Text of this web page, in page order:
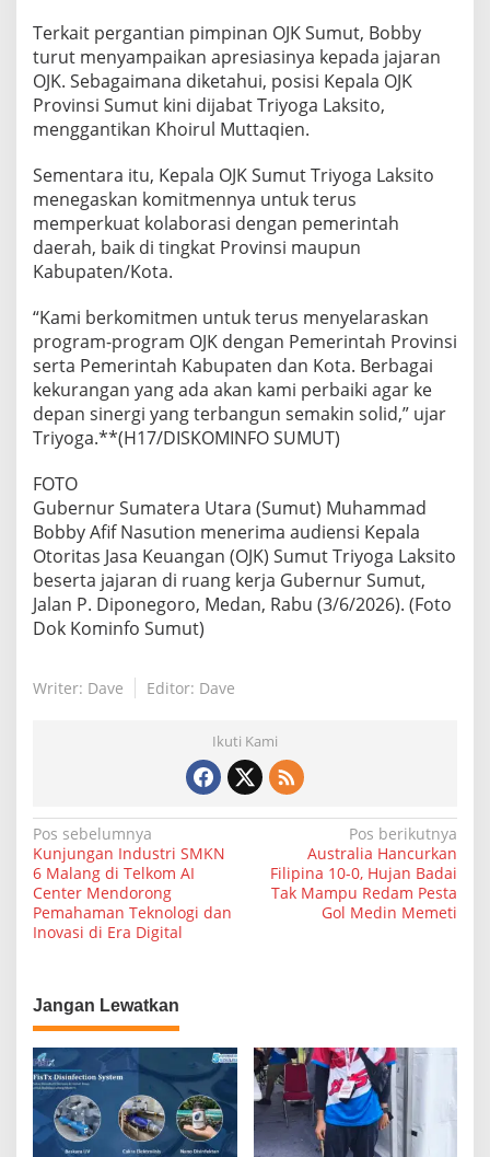
Terkait pergantian pimpinan OJK Sumut, Bobby
turut menyampaikan apresiasinya kepada jajaran
OJK. Sebagaimana diketahui, posisi Kepala OJK
Provinsi Sumut kini dijabat Triyoga Laksito,
menggantikan Khoirul Muttaqien.
Sementara itu, Kepala OJK Sumut Triyoga Laksito
menegaskan komitmennya untuk terus
memperkuat kolaborasi dengan pemerintah
daerah, baik di tingkat Provinsi maupun
Kabupaten/Kota.
“Kami berkomitmen untuk terus menyelaraskan
program-program OJK dengan Pemerintah Provinsi
serta Pemerintah Kabupaten dan Kota. Berbagai
kekurangan yang ada akan kami perbaiki agar ke
depan sinergi yang terbangun semakin solid,” ujar
Triyoga.**(H17/DISKOMINFO SUMUT)
FOTO
Gubernur Sumatera Utara (Sumut) Muhammad
Bobby Afif Nasution menerima audiensi Kepala
Otoritas Jasa Keuangan (OJK) Sumut Triyoga Laksito
beserta jajaran di ruang kerja Gubernur Sumut,
Jalan P. Diponegoro, Medan, Rabu (3/6/2026). (Foto
Dok Kominfo Sumut)
Writer: Dave Editor: Dave
Ikuti Kami
N
a
v
i
a
s
i
p
o
s
Pos sebelumnya
Kunjungan Industri SMKN
6 Malang di Telkom AI
Center Mendorong
Pemahaman Teknologi dan
Inovasi di Era Digital
Pos berikutnya
Australia Hancurkan
Filipina 10-0, Hujan Badai
Tak Mampu Redam Pesta
Gol Medin Memeti
Jangan Lewatkan